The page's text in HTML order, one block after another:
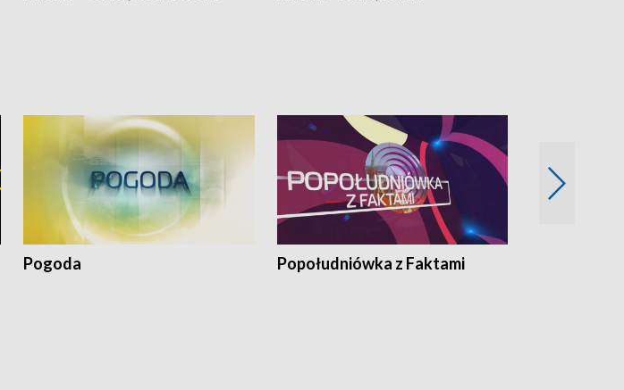
Pogoda Popołudniówka z Faktami